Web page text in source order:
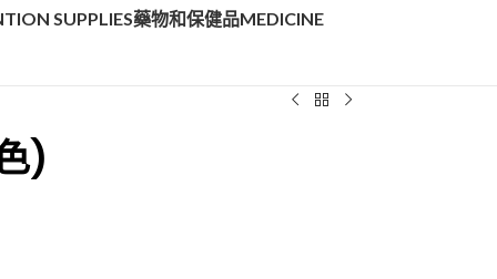
SUPPLIES藥物和保健品MEDICINE
)